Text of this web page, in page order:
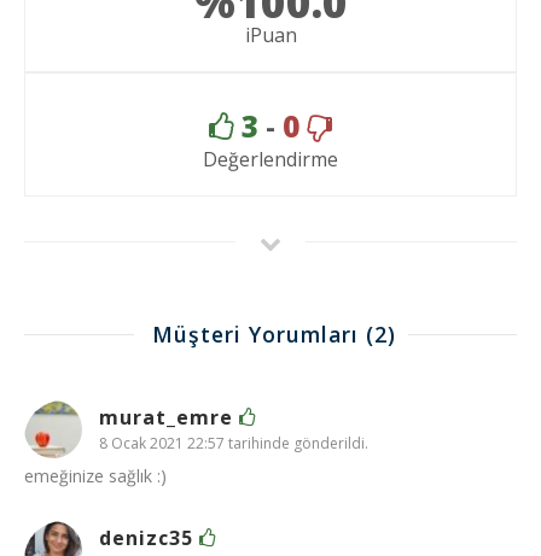
iPuan
3 - 0
Değerlendirme
Müşteri Yorumları (2)
murat_emre
8 Ocak 2021 22:57 tarihinde gönderildi.
emeğinize sağlık :)
denizc35